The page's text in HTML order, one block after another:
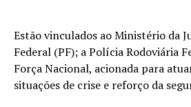
Estão vinculados ao Ministério da
Federal (PF); a Polícia Rodoviária
Força Nacional, acionada para
situações de crise e reforço da